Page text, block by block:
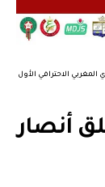
المغربي الاحترافي الأول
أنصار